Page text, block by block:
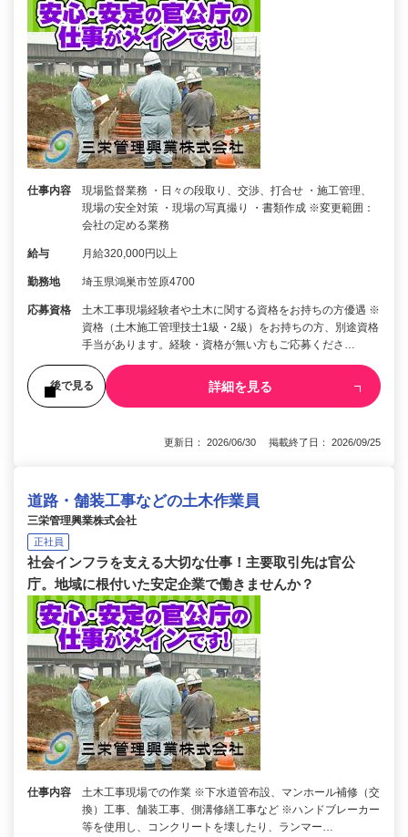
仕事内容
現場監督業務 ・日々の段取り、交渉、打合せ ・施工管理、
現場の安全対策 ・現場の写真撮り ・書類作成 ※変更範囲：
会社の定める業務
給与 月給320,000円以上
勤務地 埼玉県鴻巣市笠原4700
応募資格
土木工事現場経験者や土木に関する資格をお持ちの方優遇 ※
資格（土木施工管理技士1級・2級）をお持ちの方、別途資格
手当があります。経験・資格が無い方もご応募くださ…
後で見る 詳細を見る
更新日： 2026/06/30 掲載終了日： 2026/09/25
道路・舗装工事などの土木作業員
三栄管理興業株式会社
正社員
社会インフラを支える大切な仕事！主要取引先は官公
庁。地域に根付いた安定企業で働きませんか？
仕事内容
土木工事現場での作業 ※下水道管布設、マンホール補修（交
換）工事、舗装工事、側溝修繕工事など ※ハンドブレーカー
等を使用し、コンクリートを壊したり、ランマー…